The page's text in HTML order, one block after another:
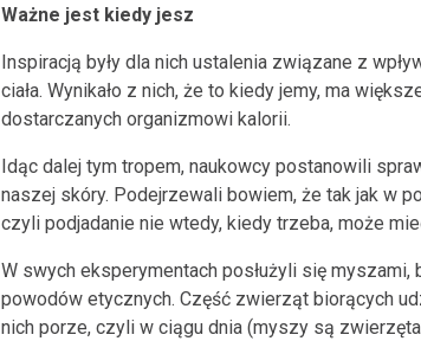
Ważne jest kiedy jesz
Inspiracją były dla nich ustalenia związane z
ciała. Wynikało z nich, że to kiedy jemy, ma
dostarczanych organizmowi kalorii.
Idąc dalej tym tropem, naukowcy postanowili
naszej skóry. Podejrzewali bowiem, że tak jak w
czyli podjadanie nie wtedy, kiedy trzeba, może
W swych eksperymentach posłużyli się
powodów etycznych. Część zwierząt biorących
nich porze, czyli w ciągu dnia (myszy są